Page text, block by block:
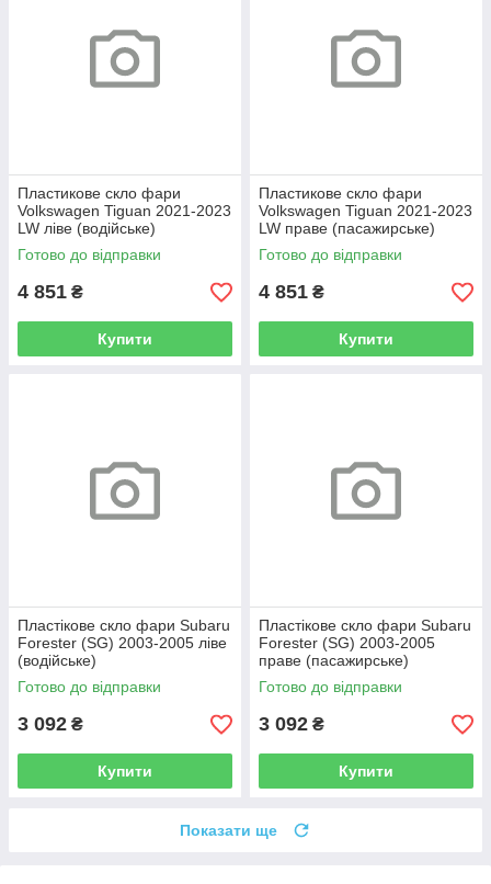
Пластикове скло фари
Volkswagen Tiguan 2021-2023
LW ліве (водійське)
Готово до відправки
4 851 ₴
Купити
Пластикове скло фари
Volkswagen Tiguan 2021-2023
LW праве (пасажирське)
Готово до відправки
4 851 ₴
Купити
Пластікове скло фари Subaru
Forester (SG) 2003-2005 ліве
(водійське)
Готово до відправки
3 092 ₴
Купити
Пластікове скло фари Subaru
Forester (SG) 2003-2005
праве (пасажирське)
Готово до відправки
3 092 ₴
Купити
Показати ще